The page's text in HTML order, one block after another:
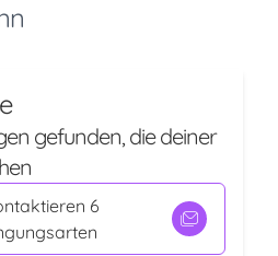
gefunden, die deiner
6